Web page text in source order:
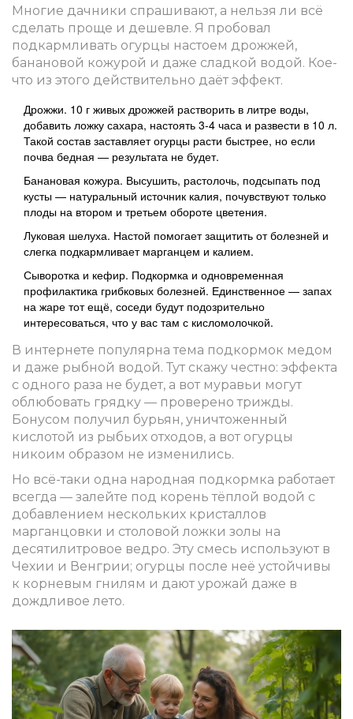
Многие дачники спрашивают, а нельзя ли всё
сделать проще и дешевле. Я пробовал
подкармливать огурцы настоем дрожжей,
банановой кожурой и даже сладкой водой. Кое-
что из этого действительно даёт эффект.
Дрожжи. 10 г живых дрожжей растворить в литре воды,
добавить ложку сахара, настоять 3-4 часа и развести в 10 л.
Такой состав заставляет огурцы расти быстрее, но если
почва бедная — результата не будет.
Банановая кожура. Высушить, растолочь, подсыпать под
кусты — натуральный источник калия, почувствуют только
плоды на втором и третьем обороте цветения.
Луковая шелуха. Настой помогает защитить от болезней и
слегка подкармливает марганцем и калием.
Сыворотка и кефир. Подкормка и одновременная
профилактика грибковых болезней. Единственное — запах
на жаре тот ещё, соседи будут подозрительно
интересоваться, что у вас там с кисломолочкой.
В интернете популярна тема подкормок медом
и даже рыбной водой. Тут скажу честно: эффекта
с одного раза не будет, а вот муравьи могут
облюбовать грядку — проверено трижды.
Бонусом получил бурьян, уничтоженный
кислотой из рыбьих отходов, а вот огурцы
никоим образом не изменились.
Но всё-таки одна народная подкормка работает
всегда — залейте под корень тёплой водой с
добавлением нескольких кристаллов
марганцовки и столовой ложки золы на
десятилитровое ведро. Эту смесь используют в
Чехии и Венгрии; огурцы после неё устойчивы
к корневым гнилям и дают урожай даже в
дождливое лето.